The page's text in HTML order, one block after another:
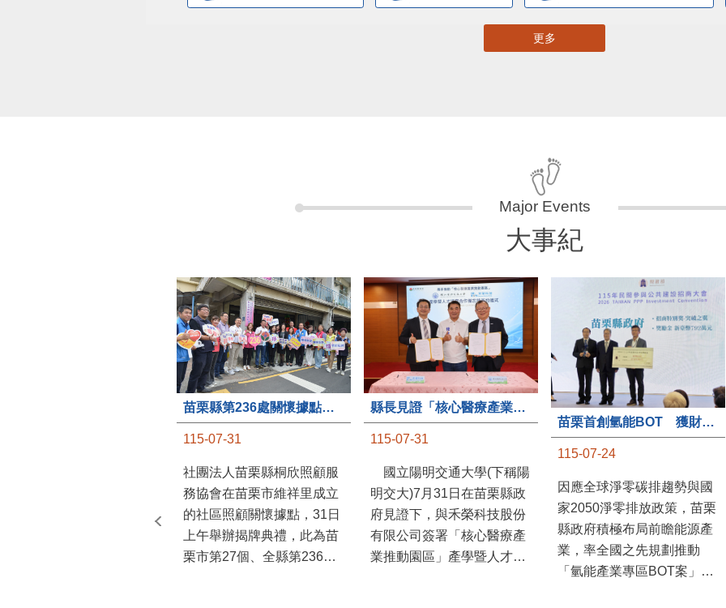
更多
大事紀
苗栗縣第236處關懷據點在苗栗市維祥里揭牌
115-07-31
社團法人苗栗縣桐欣照顧服
務協會在苗栗市維祥里成立
的社區照顧關懷據點，31日
上午舉辦揭牌典禮，此為苗
栗市第27個、全縣第236處
縣長見證「核心醫療產業推動園區」產學合作簽約儀式
115-07-31
國立陽明交通大學(下稱陽
明交大)7月31日在苗栗縣政
府見證下，與禾榮科技股份
有限公司簽署「核心醫療產
業推動園區」產學暨人才培
苗栗首創氫能BOT 獲財政部「突破之翼」肯定
115-07-24
因應全球淨零碳排趨勢與國
家2050淨零排放政策，苗栗
縣政府積極布局前瞻能源產
業，率全國之先規劃推動
「氫能產業專區BOT案」，